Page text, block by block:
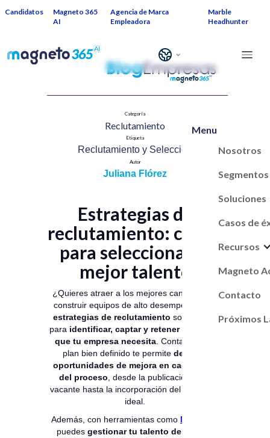
Candidatos
Magneto 365
AI
Agencia de Marca
Empleadora
Marble
Headhunter
Menu
Nosotros
Segmentos
Soluciones
Casos de
Recursos
Magneto
Contacto
Próximos
Categoría
Reclutamiento​
Etiqueta
Reclutamiento y Selección​
Autor
Juliana Flórez
Estrategias de
reclutamiento: claves
para seleccionar al
mejor talento
¿Quieres atraer a los mejores candidatos y
construir equipos de alto desempeño? Las
estrategias de reclutamiento son la base
para identificar, captar y retener el talento
que tu empresa necesita . Contar con un
plan bien definido te permite detectar
oportunidades de mejora en cada etapa
del proceso , desde la publicación de la
vacante hasta la incorporación del candidato
ideal.
Además, con herramientas como Magneto
puedes gestionar tu talento de manera